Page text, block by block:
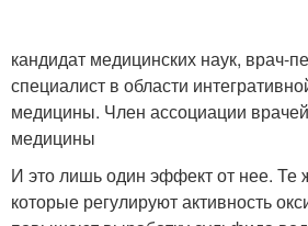
кандидат медицинских наук, врач-
специалист в области
медицины. Член ассоциации
медицины
И это лишь один эффект от нее. Те
которые регулируют активность